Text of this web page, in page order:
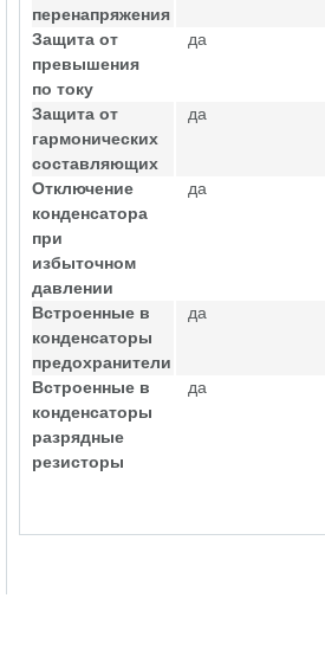
перенапряжения
Защита от
превышения
по току
да
Защита от
гармонических
составляющих
да
Отключение
конденсатора
при
избыточном
давлении
да
Встроенные в
конденсаторы
предохранители
да
Встроенные в
конденсаторы
разрядные
резисторы
да